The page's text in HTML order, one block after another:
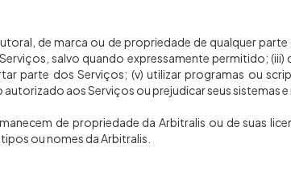
de marca ou de propriedade de qualquer
salvo quando expressamente permitido;
parte dos Serviços; (v) utilizar programas ou
aos Serviços ou prejudicar seus sistemas e
de propriedade da Arbitralis ou de suas
ou nomes da Arbitralis.